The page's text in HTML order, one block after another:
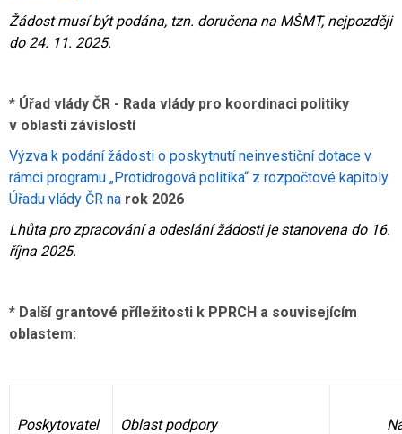
Žádost musí být podána, tzn. doručena na MŠMT, nejpozději
do 24. 11. 2025.
* Úřad vlády ČR - Rada vlády pro koordinaci politiky
v oblasti závislostí
Výzva k podání žádosti o poskytnutí neinvestiční dotace v
rámci programu „Protidrogová politika“ z rozpočtové kapitoly
Úřadu vlády ČR na rok 2026
Lhůta pro zpracování a odeslání žádosti je stanovena do 16.
října 2025.
* Další grantové příležitosti k PPRCH a souvisejícím
oblastem:
Poskytovatel Oblast podpory